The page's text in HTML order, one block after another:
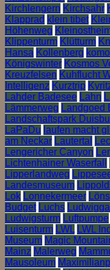
Kirchlengern Kirchsahr
Klapprad klein tibet
Höhenweg
Klippenturm Klütturm
Hansa Kollenberg
Königswinter Kosmos
Kreuzfelsen Kuhflucht
Intelligenz Kurztrip
Lahder Badesee Lahn
Lämmerweg Landgoed
Landschaftspark
LaPaDu laufen macht
am Neckar Lautertal
Lengericher Canyon
Lichtenhainer Waserfall
Lipperlandweg
Landesmuseum
Lok Lonnekermeer
Budget Luchs
Ludwigsturm Luftpumpe
Luisenturm LWL LWL
Museum Magic
Mainz Malerweg
Mausoleum